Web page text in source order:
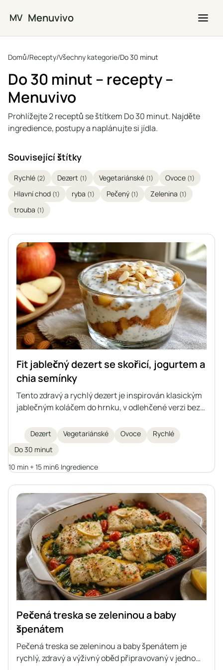
MV Menuvivo
Domů/Recepty/Všechny kategorie/Do 30 minut
Do 30 minut – recepty –
Menuvivo
Prohlížejte 2 receptů se štítkem Do 30 minut. Najděte
ingredience, postupy a naplánujte si jídla.
Související štítky
Rychlé (2) Dezert (1) Vegetariánské (1) Ovoce (1)
Hlavní chod (1) ryba (1) Pečený (1) Zelenina (1)
trouba (1)
Fit jablečný dezert se skořicí, jogurtem a
chia semínky
Tento zdravý a rychlý dezert je inspirován klasickým
jablečným koláčem do hrnku, v odlehčené verzi bez
jemného jogurtového krému s chia semínky a
křupavých mandlí navrchu. Ideální pro ty, kteří dbají
na zdravou stravu a mají rádi domácí sladkosti.
Dezert Vegetariánské Ovoce
Rychlé
Do 30 minut
10 min + 15 min6 Ingredience
Pečená treska se zeleninou a baby
špenátem
Pečená treska se zeleninou a baby špenátem je
rychlý, zdravý a výživný oběd připravovaný v jednom